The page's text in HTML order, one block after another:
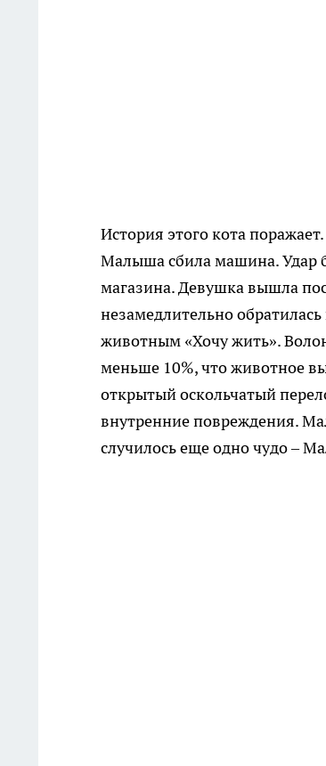
История этого кота
Малыша сбила машина. Удар
магазина. Девушка вышла
незамедлительно
животным «Хочу жить».
меньше 10%, что животное
открытый оскольчатый
внутренние повреждения.
случилось еще одно чудо –